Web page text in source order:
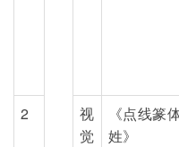
2
视
觉
《点线篆
姓》